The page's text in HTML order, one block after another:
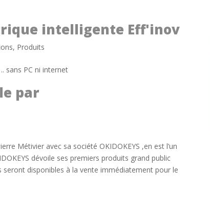
intelligente Eff'inov
, Produits
sans PC ni internet
par
Métivier avec sa société OKIDOKEYS ,en est l’un
dévoile ses premiers produits grand public
seront disponibles à la vente immédiatement pour le